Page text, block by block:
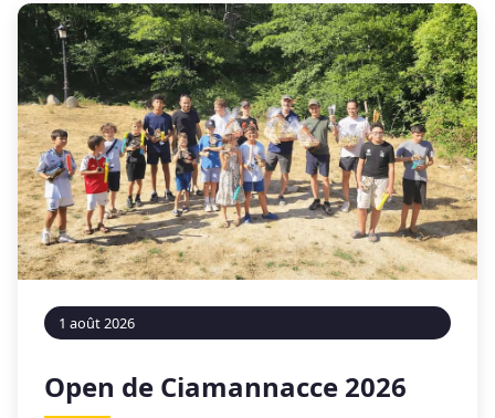
1 août 2026
Open de Ciamannacce 2026